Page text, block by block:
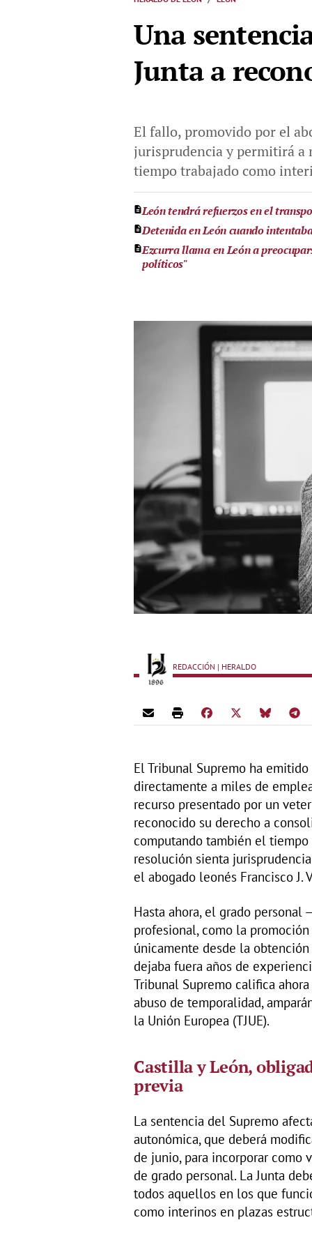
Una
Junta a
El fallo, promovido por el
jurisprudencia y permitirá a
tiempo trabajado como
León tendrá refuerzos en el
Detenida en León cuando
Ezcurra llama en León a
políticos"
REDACCIÓN | HERALDO
El Tribunal Supremo ha
directamente a miles de
recurso presentado por un
reconocido su derecho a
computando también el
resolución sienta
el abogado leonés Francisco J.
Hasta ahora, el grado
profesional, como la
únicamente desde la
dejaba fuera años de
Tribunal Supremo califica
abuso de temporalidad,
la Unión Europea (TJUE).
Castilla y León,
previa
La sentencia del Supremo
autonómica, que deberá
de junio, para incorporar como
de grado personal. La Junta
todos aquellos en los que
como interinos en plazas